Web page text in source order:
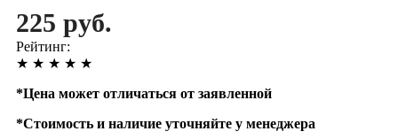
225 руб.
Рейтинг:
★ ★ ★ ★ ★
*Цена может отличаться от заявленной
*Стоимость и наличие уточняйте у менеджера